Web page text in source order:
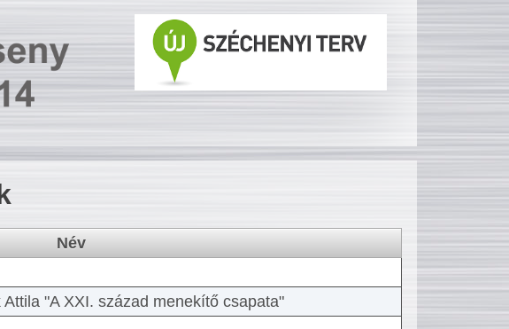
Név
"A XXI. század menekítő csapata"